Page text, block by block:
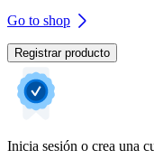
Go to shop
Registrar producto
Inicia sesión o crea una